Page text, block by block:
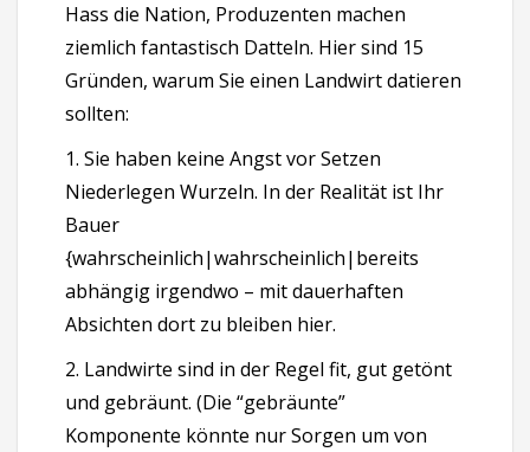
Hass die Nation, Produzenten machen
ziemlich fantastisch Datteln. Hier sind 15
Gründen, warum Sie einen Landwirt datieren
sollten:
1. Sie haben keine Angst vor Setzen
Niederlegen Wurzeln. In der Realität ist Ihr
Bauer
{wahrscheinlich|wahrscheinlich|bereits
abhängig irgendwo – mit dauerhaften
Absichten dort zu bleiben hier.
2. Landwirte sind in der Regel fit, gut getönt
und gebräunt. (Die “gebräunte”
Komponente könnte nur Sorgen um von